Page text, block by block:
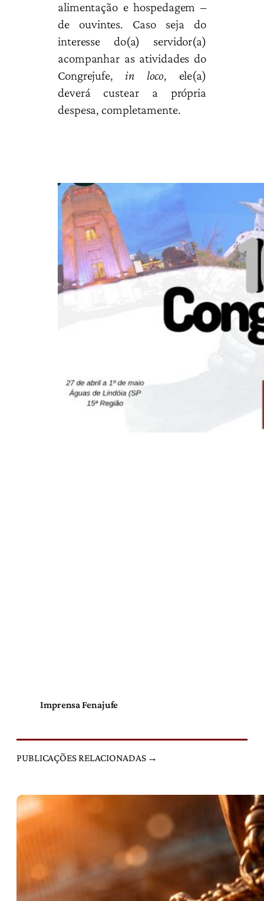
alimentação e hospedagem –
de ouvintes. Caso seja do
interesse do(a) servidor(a)
acompanhar as atividades do
Congrejufe, in loco, ele(a)
deverá custear a própria
despesa, completamente.
Imprensa Fenajufe
PUBLICAÇÕES RELACIONADAS →